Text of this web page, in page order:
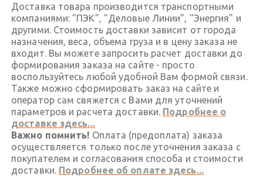
Доставка товара производится транспортными
компаниями: "ПЭК", "Деловые Линии", "Энергия" и
другими. Стоимость доставки зависит от города
назначения, веса, объема груза и в цену заказа не
входит. Вы можете запросить расчет доставки до
формирования заказа на сайте - просто
воспользуйтесь любой удобной Вам формой связи.
Также можно сформировать заказ на сайте и
оператор сам свяжется с Вами для уточнений
параметров и расчета доставки. Подробнее о
доставке здесь...
Важно помнить! Оплата (предоплата) заказа
осуществляется только после уточнения заказа с
покупателем и согласования способа и стоимости
доставки. Подробнее об оплате здесь...